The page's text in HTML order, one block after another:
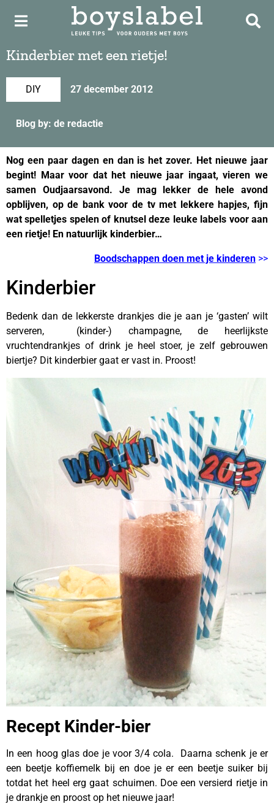
Kinderbier met een rietje!
DIY 27 december 2012
Blog by: de redactie
Nog een paar dagen en dan is het zover. Het nieuwe jaar
begint! Maar voor dat het nieuwe jaar ingaat, vieren we
samen Oudjaarsavond. Je mag lekker de hele avond
opblijven, op de bank voor de tv met lekkere hapjes, fijn
wat spelletjes spelen of knutsel deze leuke labels voor aan
een rietje! En natuurlijk kinderbier…
Boodschappen doen met je kinderen >>
Kinderbier
Bedenk dan de lekkerste drankjes die je aan je ‘gasten’ wilt
serveren, (kinder-) champagne, de heerlijkste
vruchtendrankjes of drink je heel stoer, je zelf gebrouwen
biertje? Dit kinderbier gaat er vast in. Proost!
Recept Kinder-bier
In een hoog glas doe je voor 3/4 cola. Daarna schenk je er
een beetje koffiemelk bij en doe je er een beetje suiker bij
totdat het heel erg gaat schuimen. Doe een versierd rietje in
je drankje en proost op het nieuwe jaar!